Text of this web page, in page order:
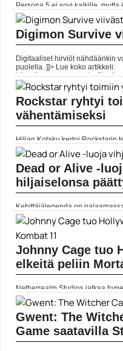
Persona 5 ei sovi kaikille, mutta
selvästikin löytänyt yleisönsä.
haastattelussa tuottaja Naoto
myyneen kahden vuoden... Lue
https://www.gamereactor.fi/
Digimon Survive
Digitaaliset hirviöt nähdäänkin
puolella. ]]> Lue koko artikkeli:
https://www.gamereactor.fi/
rs=rss...
Yleinen
Rockstar ryhtyi
vähentämiseksi
Hiljan Kotaku kertoi Rockstarin
merkittäviä muutoksia
Redemption 2 -pelin julkaisun.
muassa... ]]> Lue koko artikkeli:
https://www.gamereactor.fi/
Yleinen
Dead or Alive -
hiljaiselonsa
Kehittäjälegenda on
Lue koko artikkeli:
https://www.gamereactor.fi/
rs=rss...
Yleinen
Johnny Cage tuo
elkeitä peliin
Netherrealm Studios jatkaa
Mortal Kombat 11 on tulossa 23.
julkistuksen kohteena on sarjan
Johnny Cage.... Lue koko
https://www.gamereactor.fi/
Yleinen
Gwent: The
Game saatavilla